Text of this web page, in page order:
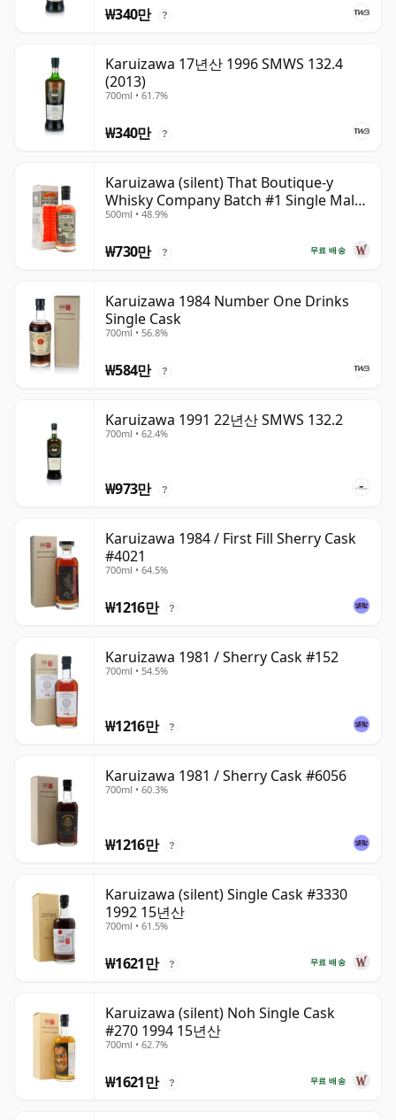
₩340만 ?
Karuizawa 17년산 1996 SMWS 132.4
(2013)
700ml • 61.7%
₩340만 ?
Karuizawa (silent) That Boutique-y
Whisky Company Batch #1 Single Mal
19년산
500ml • 48.9%
무료 배송
₩730만 ?
Karuizawa 1984 Number One Drinks
Single Cask
700ml • 56.8%
₩584만 ?
Karuizawa 1991 22년산 SMWS 132.2
700ml • 62.4%
₩973만 ?
Karuizawa 1984 / First Fill Sherry Cask
#4021
700ml • 64.5%
₩1216만 ?
Karuizawa 1981 / Sherry Cask #152
700ml • 54.5%
₩1216만 ?
Karuizawa 1981 / Sherry Cask #6056
700ml • 60.3%
₩1216만 ?
Karuizawa (silent) Single Cask #3330
1992 15년산
700ml • 61.5%
무료 배송
₩1621만 ?
Karuizawa (silent) Noh Single Cask
#270 1994 15년산
700ml • 62.7%
무료 배송
₩1621만 ?